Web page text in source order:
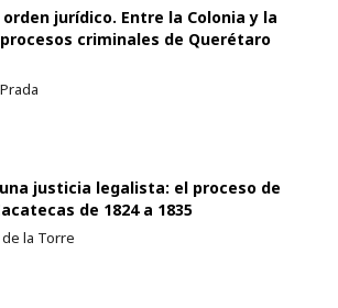
jurídico. Entre la Colonia y la
criminales de Querétaro
justicia legalista: el proceso de
de 1824 a 1835
la Torre